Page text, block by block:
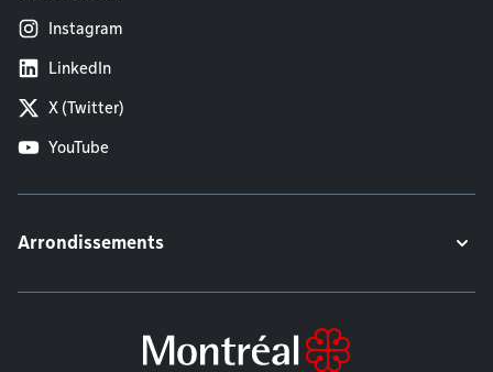
Instagram
LinkedIn
X (Twitter)
YouTube
Arrondissements